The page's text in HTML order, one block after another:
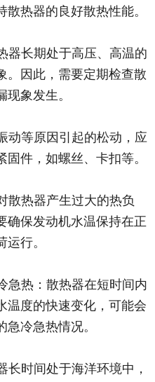
热器的良好散热性能。
器长期处于高压、高温的
。因此，需要定期检查散
象发生。
动等原因引起的松动，应
件，如螺丝、卡扣等。
散热器产生过大的热负
确保发动机水温保持在正
行。
急热：散热器在短时间内
温度的快速变化，可能会
冷急热情况。
长时间处于海洋环境中，